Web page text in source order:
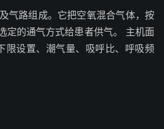
气路组成。它把空氧混合气体，按
定的通气方式给患者供气。 主机面
限设置、潮气量、吸呼比、呼吸频